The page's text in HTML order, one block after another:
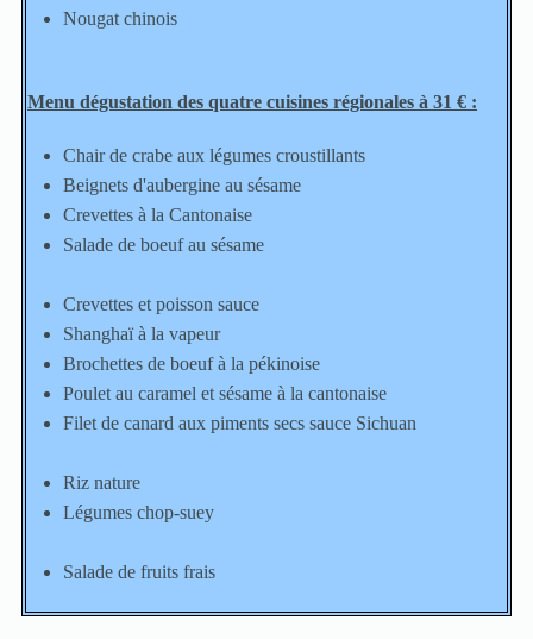
Nougat chinois
Menu dégustation des quatre cuisines régionales à 31 € :
Chair de crabe aux légumes croustillants
Beignets d'aubergine au sésame
Crevettes à la Cantonaise
Salade de boeuf au sésame
Crevettes et poisson sauce
Shanghaï à la vapeur
Brochettes de boeuf à la pékinoise
Poulet au caramel et sésame à la cantonaise
Filet de canard aux piments secs sauce Sichuan
Riz nature
Légumes chop-suey
Salade de fruits frais